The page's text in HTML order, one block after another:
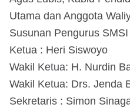
Utama dan Anggota
Susunan Pengurus
Ketua : Heri Siswoyo
Wakil Ketua: H. Nurdin
Wakil Ketua: Drs. Jenda
Sekretaris : Simon